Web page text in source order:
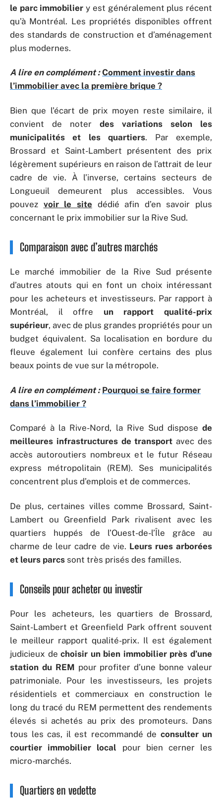
le parc immobilier y est généralement plus récent
qu’à Montréal. Les propriétés disponibles offrent
des standards de construction et d’aménagement
plus modernes.
A lire en complément : Comment investir dans
l’immobilier avec la première brique ?
Bien que l’écart de prix moyen reste similaire, il
convient de noter des variations selon les
municipalités et les quartiers. Par exemple,
Brossard et Saint-Lambert présentent des prix
légèrement supérieurs en raison de l’attrait de leur
cadre de vie. À l’inverse, certains secteurs de
Longueuil demeurent plus accessibles. Vous
pouvez voir le site dédié afin d’en savoir plus
concernant le prix immobilier sur la Rive Sud.
Comparaison avec d’autres marchés
Le marché immobilier de la Rive Sud présente
d’autres atouts qui en font un choix intéressant
pour les acheteurs et investisseurs. Par rapport à
Montréal, il offre un rapport qualité-prix
supérieur, avec de plus grandes propriétés pour un
budget équivalent. Sa localisation en bordure du
fleuve également lui confère certains des plus
beaux points de vue sur la métropole.
A lire en complément : Pourquoi se faire former
dans l’immobilier ?
Comparé à la Rive-Nord, la Rive Sud dispose de
meilleures infrastructures de transport avec des
accès autoroutiers nombreux et le futur Réseau
express métropolitain (REM). Ses municipalités
concentrent plus d’emplois et de commerces.
De plus, certaines villes comme Brossard, Saint-
Lambert ou Greenfield Park rivalisent avec les
quartiers huppés de l’Ouest-de-l’Île grâce au
charme de leur cadre de vie. Leurs rues arborées
et leurs parcs sont très prisés des familles.
Conseils pour acheter ou investir
Pour les acheteurs, les quartiers de Brossard,
Saint-Lambert et Greenfield Park offrent souvent
le meilleur rapport qualité-prix. Il est également
judicieux dechoisir un bien immobilier près d’une
station du REM pour profiter d’une bonne valeur
patrimoniale. Pour les investisseurs, les projets
résidentiels et commerciaux en construction le
long du tracé du REM permettent des rendements
élevés si achetés au prix des promoteurs. Dans
tous les cas, il est recommandé de consulter un
courtier immobilier local pour bien cerner les
micro-marchés.
Quartiers en vedette